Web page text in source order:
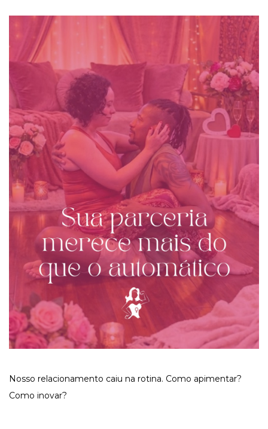
Nosso relacionamento caiu na rotina. Como apimentar?
Como inovar?